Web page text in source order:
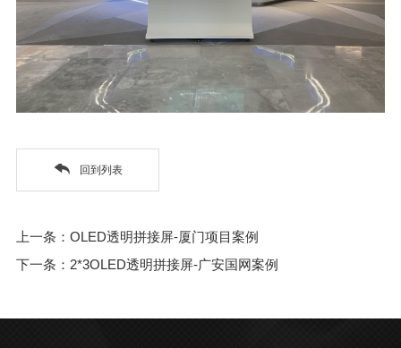
回到列表
上一条：OLED透明拼接屏-厦门项目案例
下一条：2*3OLED透明拼接屏-广安国网案例